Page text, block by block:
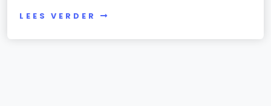
LEES VERDER